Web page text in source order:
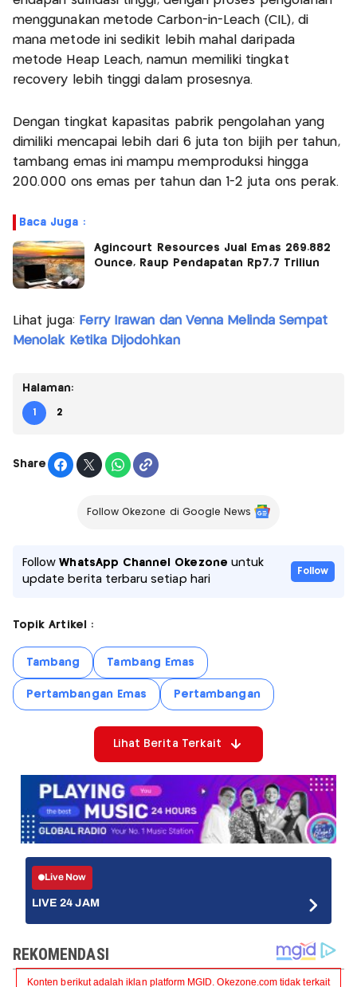
menggunakan metode Carbon-in-Leach (CIL), di
mana metode ini sedikit lebih mahal daripada
metode Heap Leach, namun memiliki tingkat
recovery lebih tinggi dalam prosesnya.
Dengan tingkat kapasitas pabrik pengolahan yang
dimiliki mencapai lebih dari 6 juta ton bijih per tahun,
tambang emas ini mampu memproduksi hingga
200.000 ons emas per tahun dan 1-2 juta ons perak.
Baca Juga :
Agincourt Resources Jual Emas 269.882
Ounce, Raup Pendapatan Rp7,7 Triliun
Lihat juga: Ferry Irawan dan Venna Melinda Sempat
Menolak Ketika Dijodohkan
Halaman:
1 2
Share
Follow Okezone di Google News
FollowWhatsApp Channel Okezone untuk
update berita terbaru setiap hari
Follow
Topik Artikel :
Tambang Tambang Emas
Pertambangan Emas Pertambangan
Lihat Berita Terkait
Live Now
LIVE 24 JAM